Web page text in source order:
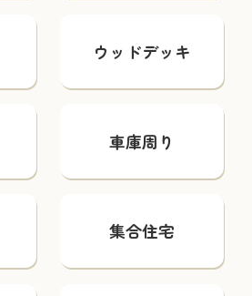
ウッドデッキ
車庫周り
集合住宅